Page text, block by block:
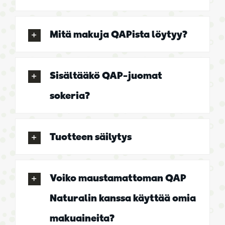
Mitä makuja QAPista löytyy?
Sisältääkö QAP-juomat
sokeria?
Tuotteen säilytys
Voiko maustamattoman QAP
Naturalin kanssa käyttää omia
makuaineita?